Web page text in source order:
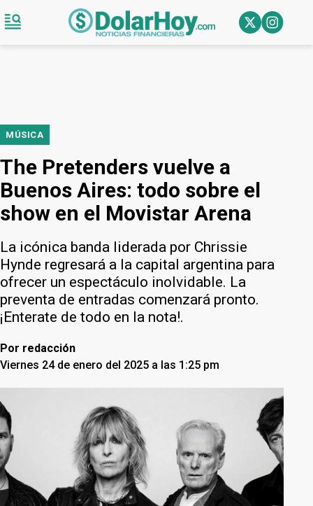
MÚSICA
The Pretenders vuelve a
Buenos Aires: todo sobre el
show en el Movistar Arena
La icónica banda liderada por Chrissie
Hynde regresará a la capital argentina para
ofrecer un espectáculo inolvidable. La
preventa de entradas comenzará pronto.
¡Enterate de todo en la nota!.
Por redacción
Viernes 24 de enero del 2025 a las 1:25 pm